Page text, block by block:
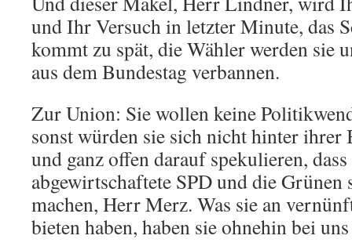
und Ihr Versuch in letzter Minute, das
kommt zu spät, die Wähler werden sie
aus dem Bundestag verbannen.
Zur Union: Sie wollen keine
sonst würden sie sich nicht hinter ihrer
und ganz offen darauf spekulieren, dass
abgewirtschaftete SPD und die Grünen
machen, Herr Merz. Was sie an
bieten haben, haben sie ohnehin bei